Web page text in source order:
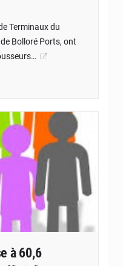
Terminaux du
Bolloré Ports, ont
à 60,6